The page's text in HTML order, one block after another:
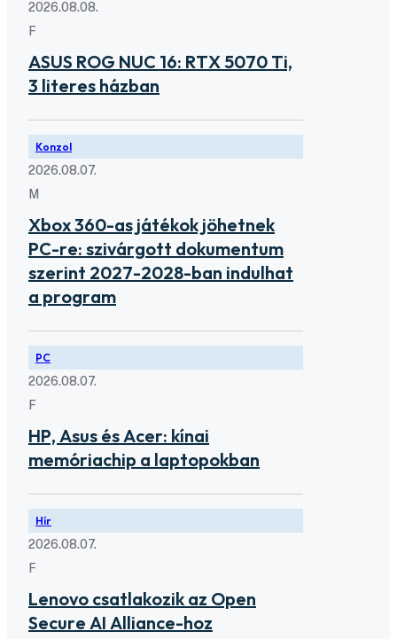
2026.08.08.
F
ASUS ROG NUC 16: RTX 5070 Ti,
3 literes házban
Konzol
2026.08.07.
M
Xbox 360-as játékok jöhetnek
PC-re: szivárgott dokumentum
szerint 2027-2028-ban indulhat
a program
PC
2026.08.07.
F
HP, Asus és Acer: kínai
memóriachip a laptopokban
Hír
2026.08.07.
F
Lenovo csatlakozik az Open
Secure AI Alliance-hoz